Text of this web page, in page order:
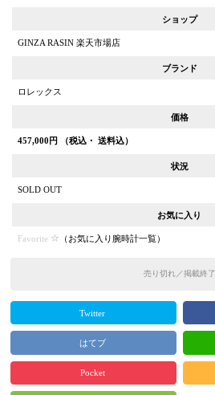
ショップ
GINZA RASIN 楽天市場店
ブランド
ロレックス
価格
457,000 円 （税込・ 送料込）
状況
SOLD OUT
お気に入り
Favorite （お気に入り腕時計一覧）
売り切れ／掲載終了
Twitter
はてブ
Pocket